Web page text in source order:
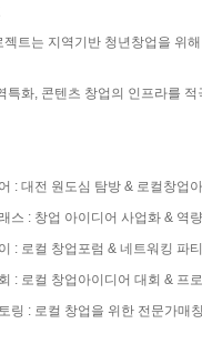
트는 지역기반 청년창업을 위
특화, 콘텐츠 창업의 인프라를
: 대전 원도심 탐방 & 로컬창업
스 : 창업 아이디어 사업화 & 역
: 로컬 창업포럼 & 네트워킹 파티
: 로컬 창업아이디어 대회 & 프
링 : 로컬 창업을 위한 전문가매